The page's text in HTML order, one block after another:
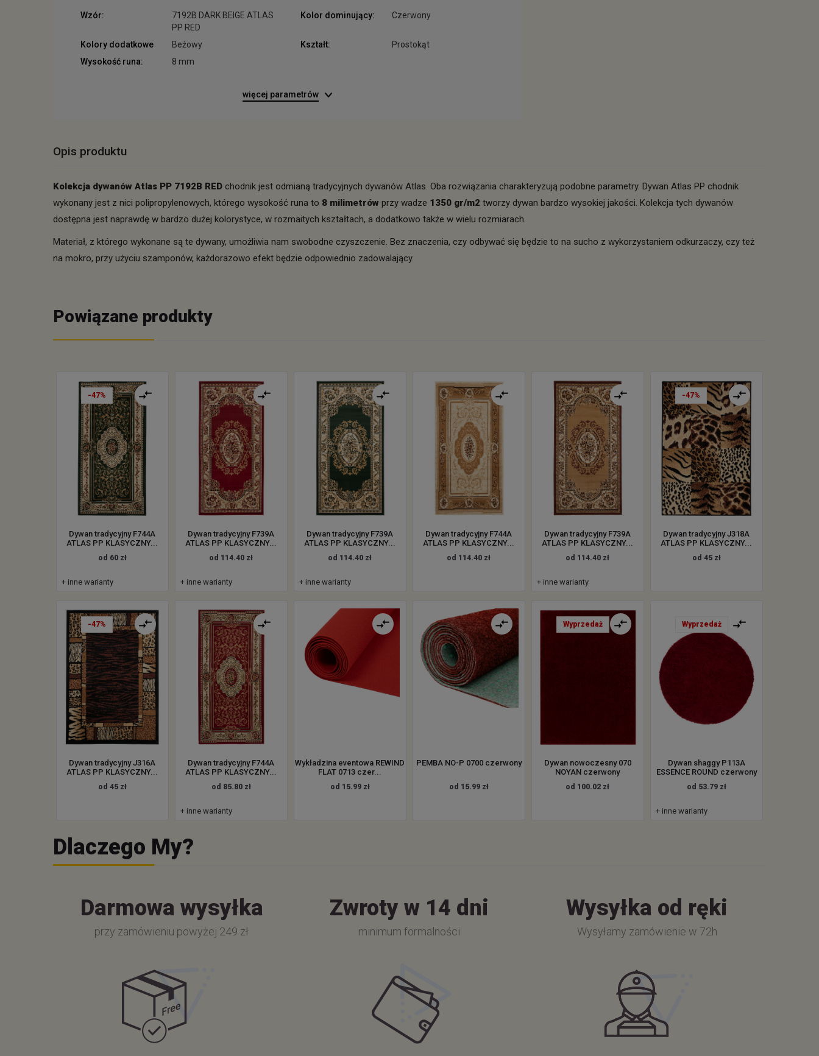
Wzór:
7192B DARK BEIGE ATLAS
PP RED
Kolor dominujący: Czerwony
Kolory dodatkowe Beżowy Kształt:
Prostokąt
Wysokość runa:
8 mm
więcej parametrów
Opis produktu
Kolekcja dywanów Atlas PP 7192B RED chodnik jest odmianą tradycyjnych dywanów Atlas. Oba rozwiązania charakteryzują podobne parametry. Dywan Atlas PP chodnik
wykonany jest z nici polipropylenowych, którego wysokość runa to 8 milimetrów przy wadze 1350 gr/m2 tworzy dywan bardzo wysokiej jakości. Kolekcja tych dywanów
dostępna jest naprawdę w bardzo dużej kolorystyce, w rozmaitych kształtach, a dodatkowo także w wielu rozmiarach.
Materiał, z którego wykonane są te dywany, umożliwia nam swobodne czyszczenie. Bez znaczenia, czy odbywać się będzie to na sucho z wykorzystaniem odkurzaczy, czy też
na mokro, przy użyciu szamponów, każdorazowo efekt będzie odpowiednio zadowalający.
Powiązane produkty
-47%
Dywan tradycyjny F744A
ATLAS PP KLASYCZNY...
od 60 zł
+ inne warianty
Dywan tradycyjny F739A
ATLAS PP KLASYCZNY...
od 114.40 zł
+ inne warianty
Dywan tradycyjny F739A
ATLAS PP KLASYCZNY...
od 114.40 zł
+ inne warianty
Dywan tradycyjny F744A
ATLAS PP KLASYCZNY...
od 114.40 zł
Dywan tradycyjny F739A
ATLAS PP KLASYCZNY...
od 114.40 zł
+ inne warianty
-47%
Dywan tradycyjny J318A
ATLAS PP KLASYCZNY...
od 45 zł
-47%
Dywan tradycyjny J316A
ATLAS PP KLASYCZNY...
od 45 zł
Dywan tradycyjny F744A
ATLAS PP KLASYCZNY...
od 85.80 zł
+ inne warianty
Wykładzina eventowa REWIND
FLAT 0713 czer...
od 15.99 zł
PEMBA NO-P 0700 czerwony
od 15.99 zł
Wyprzedaż
Dywan nowoczesny 070
NOYAN czerwony
od 100.02 zł
Wyprzedaż
Dywan shaggy P113A
ESSENCE ROUND czerwony
od 53.79 zł
+ inne warianty
Dlaczego My?
Darmowa wysyłka
przy zamówieniu powyżej 249 zł
Zwroty w 14 dni
minimum formalności
Wysyłka od ręki
Wysyłamy zamówienie w 72h